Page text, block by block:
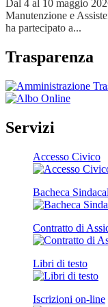
Dal 4 al 10 maggio
Manutenzione e
ha partecipato a...
Trasparenza
Servizi
Accesso Civico
Bacheca
Contratto di
Libri di testo
Iscrizioni on-line